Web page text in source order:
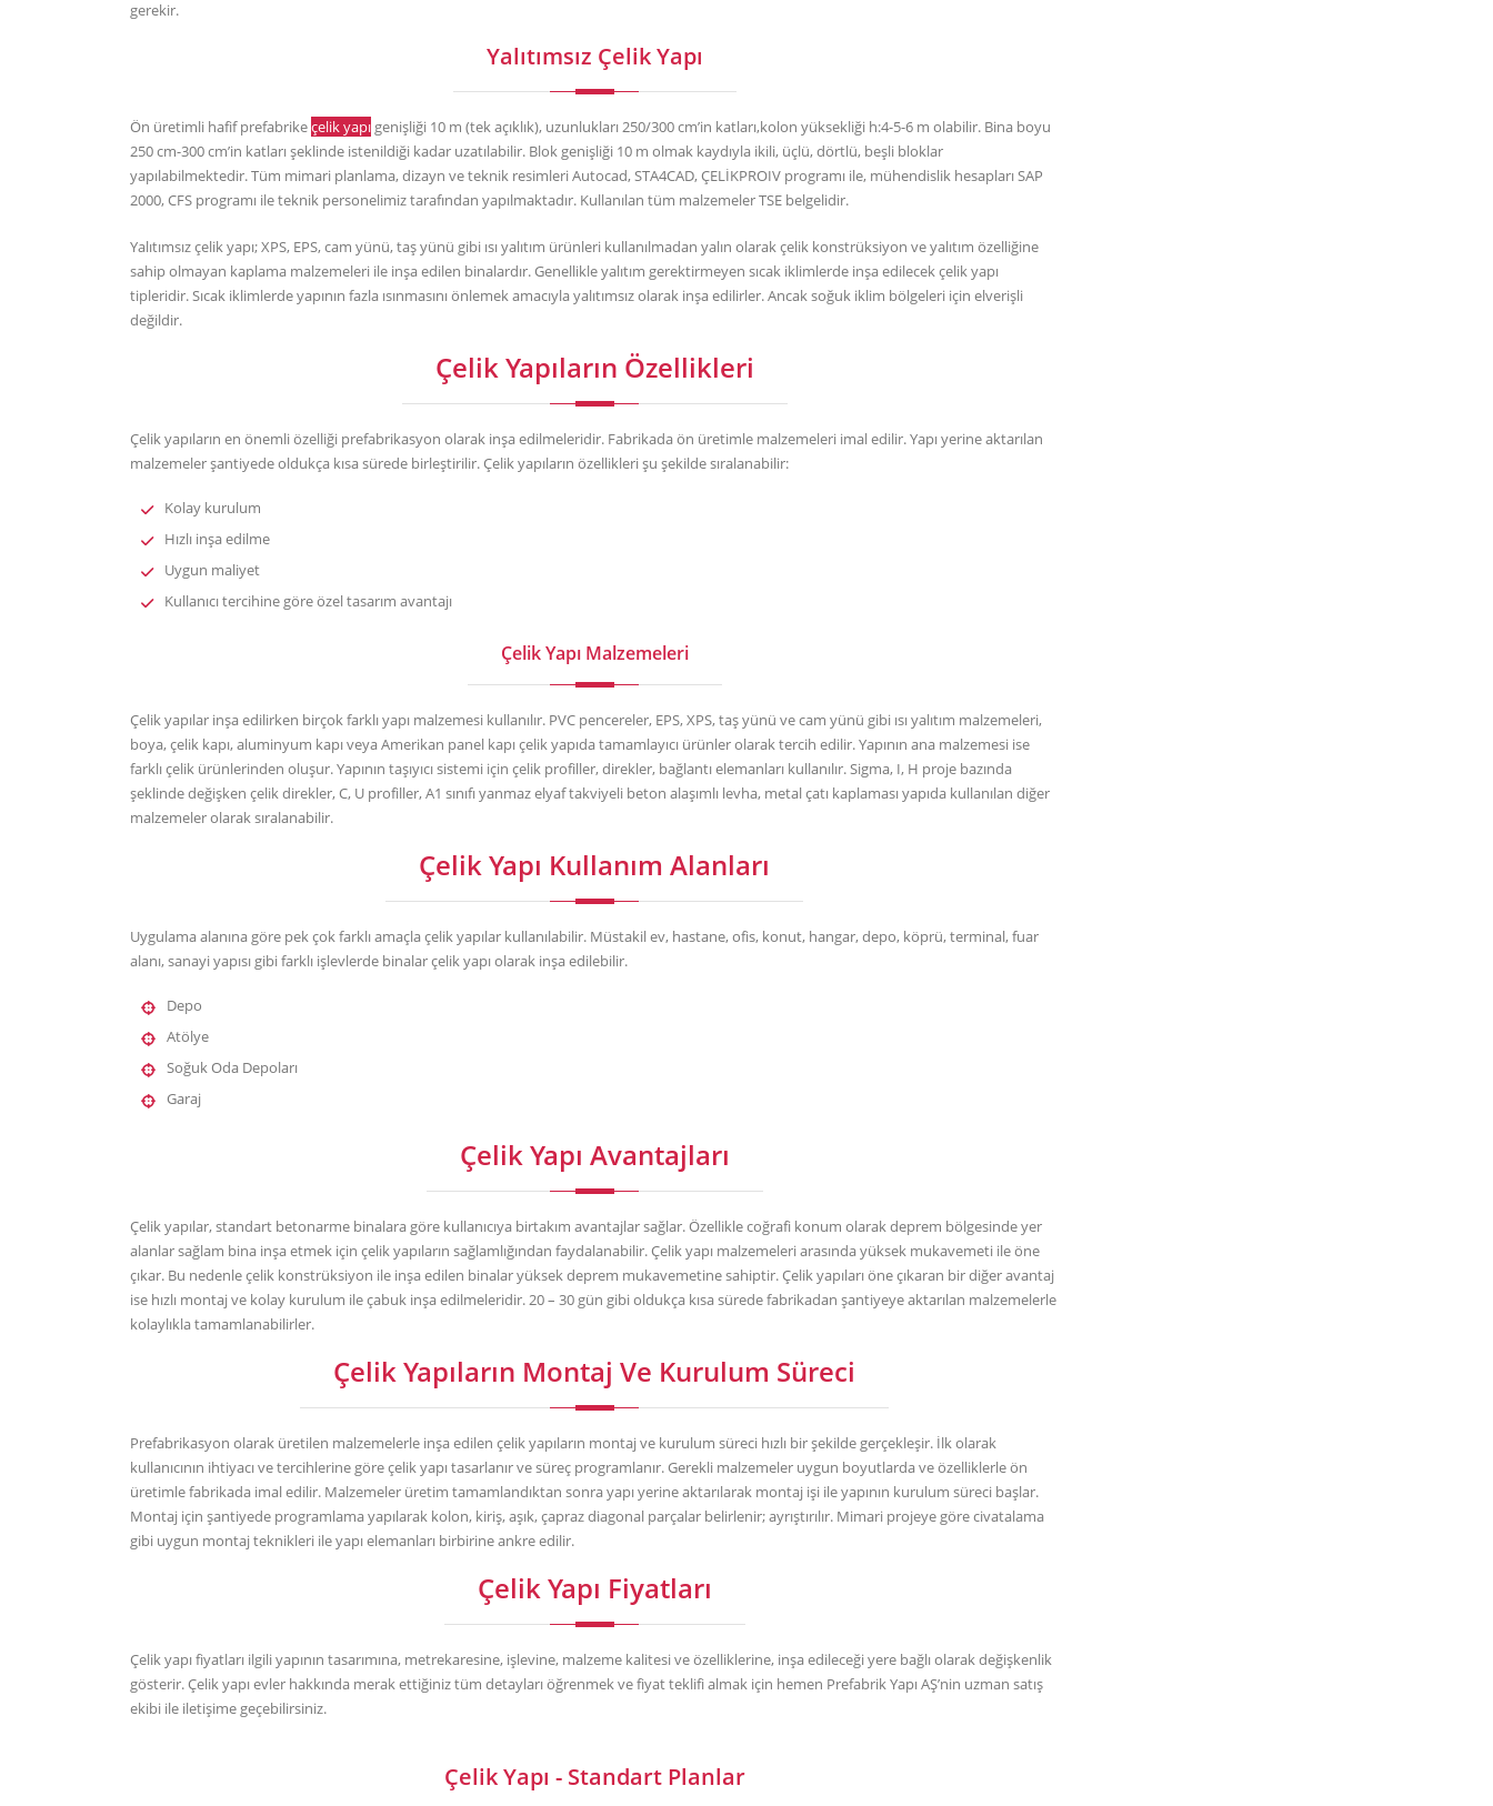
gerekir.
Yalıtımsız Çelik Yapı
Ön üretimli hafif prefabrikeçelik yapı genişliği 10 m (tek açıklık), uzunlukları 250/300 cm’in katları,kolon yüksekliği h:4-5-6 m olabilir. Bina boyu
250 cm-300 cm’in katları şeklinde istenildiği kadar uzatılabilir. Blok genişliği 10 m olmak kaydıyla ikili, üçlü, dörtlü, beşli bloklar
yapılabilmektedir. Tüm mimari planlama, dizayn ve teknik resimleri Autocad, STA4CAD, ÇELİKPROIV programı ile, mühendislik hesapları SAP
2000, CFS programı ile teknik personelimiz tarafından yapılmaktadır. Kullanılan tüm malzemeler TSE belgelidir.
Yalıtımsız çelik yapı; XPS, EPS, cam yünü, taş yünü gibi ısı yalıtım ürünleri kullanılmadan yalın olarak çelik konstrüksiyon ve yalıtım özelliğine
sahip olmayan kaplama malzemeleri ile inşa edilen binalardır. Genellikle yalıtım gerektirmeyen sıcak iklimlerde inşa edilecek çelik yapı
tipleridir. Sıcak iklimlerde yapının fazla ısınmasını önlemek amacıyla yalıtımsız olarak inşa edilirler. Ancak soğuk iklim bölgeleri için elverişli
değildir.
Çelik Yapıların Özellikleri
Çelik yapıların en önemli özelliği prefabrikasyon olarak inşa edilmeleridir. Fabrikada ön üretimle malzemeleri imal edilir. Yapı yerine aktarılan
malzemeler şantiyede oldukça kısa sürede birleştirilir. Çelik yapıların özellikleri şu şekilde sıralanabilir:
Kolay kurulum
Hızlı inşa edilme
Uygun maliyet
Kullanıcı tercihine göre özel tasarım avantajı
Çelik Yapı Malzemeleri
Çelik yapılar inşa edilirken birçok farklı yapı malzemesi kullanılır. PVC pencereler, EPS, XPS, taş yünü ve cam yünü gibi ısı yalıtım malzemeleri,
boya, çelik kapı, aluminyum kapı veya Amerikan panel kapı çelik yapıda tamamlayıcı ürünler olarak tercih edilir. Yapının ana malzemesi ise
farklı çelik ürünlerinden oluşur. Yapının taşıyıcı sistemi için çelik profiller, direkler, bağlantı elemanları kullanılır. Sigma, I, H proje bazında
şeklinde değişken çelik direkler, C, U profiller, A1 sınıfı yanmaz elyaf takviyeli beton alaşımlı levha, metal çatı kaplaması yapıda kullanılan diğer
malzemeler olarak sıralanabilir.
Çelik Yapı Kullanım Alanları
Uygulama alanına göre pek çok farklı amaçla çelik yapılar kullanılabilir. Müstakil ev, hastane, ofis, konut, hangar, depo, köprü, terminal, fuar
alanı, sanayi yapısı gibi farklı işlevlerde binalar çelik yapı olarak inşa edilebilir.
Depo
Atölye
Soğuk Oda Depoları
Garaj
Çelik Yapı Avantajları
Çelik yapılar, standart betonarme binalara göre kullanıcıya birtakım avantajlar sağlar. Özellikle coğrafi konum olarak deprem bölgesinde yer
alanlar sağlam bina inşa etmek için çelik yapıların sağlamlığından faydalanabilir. Çelik yapı malzemeleri arasında yüksek mukavemeti ile öne
çıkar. Bu nedenle çelik konstrüksiyon ile inşa edilen binalar yüksek deprem mukavemetine sahiptir. Çelik yapıları öne çıkaran bir diğer avantaj
ise hızlı montaj ve kolay kurulum ile çabuk inşa edilmeleridir. 20 – 30 gün gibi oldukça kısa sürede fabrikadan şantiyeye aktarılan malzemelerle
kolaylıkla tamamlanabilirler.
Çelik Yapıların Montaj Ve Kurulum Süreci
Prefabrikasyon olarak üretilen malzemelerle inşa edilen çelik yapıların montaj ve kurulum süreci hızlı bir şekilde gerçekleşir. İlk olarak
kullanıcının ihtiyacı ve tercihlerine göre çelik yapı tasarlanır ve süreç programlanır. Gerekli malzemeler uygun boyutlarda ve özelliklerle ön
üretimle fabrikada imal edilir. Malzemeler üretim tamamlandıktan sonra yapı yerine aktarılarak montaj işi ile yapının kurulum süreci başlar.
Montaj için şantiyede programlama yapılarak kolon, kiriş, aşık, çapraz diagonal parçalar belirlenir; ayrıştırılır. Mimari projeye göre civatalama
gibi uygun montaj teknikleri ile yapı elemanları birbirine ankre edilir.
Çelik Yapı Fiyatları
Çelik yapı fiyatları ilgili yapının tasarımına, metrekaresine, işlevine, malzeme kalitesi ve özelliklerine, inşa edileceği yere bağlı olarak değişkenlik
gösterir. Çelik yapı evler hakkında merak ettiğiniz tüm detayları öğrenmek ve fiyat teklifi almak için hemen Prefabrik Yapı AŞ’nin uzman satış
ekibi ile iletişime geçebilirsiniz.
Çelik Yapı - Standart Planlar